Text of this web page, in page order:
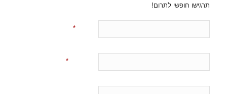
תרגישו חופשי לתרום!
*
*